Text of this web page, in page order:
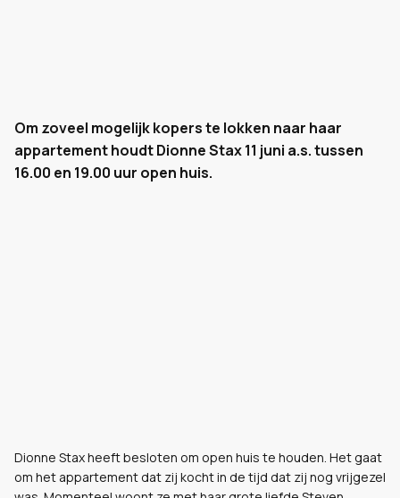
Om zoveel mogelijk kopers te lokken naar haar
appartement houdt Dionne Stax 11 juni a.s. tussen
16.00 en 19.00 uur open huis.
Dionne Stax heeft besloten om open huis te houden. Het gaat
om het appartement dat zij kocht in de tijd dat zij nog vrijgezel